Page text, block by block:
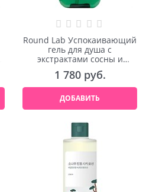
Round Lab Успокаивающий
гель для душа с
экстрактами сосны и
центеллы Pine Calming Cica
Body Wash 400ml
1 780 руб.
ДОБАВИТЬ